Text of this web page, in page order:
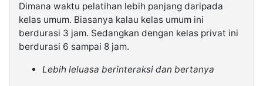
Dimana waktu pelatihan lebih panjang daripada
kelas umum. Biasanya kalau kelas umum ini
berdurasi 3 jam. Sedangkan dengan kelas privat ini
berdurasi 6 sampai 8 jam.
Lebih leluasa berinteraksi dan bertanya